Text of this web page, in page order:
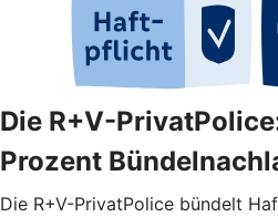
Die R+V-
Prozent
Die R+V-PrivatPolice bündelt